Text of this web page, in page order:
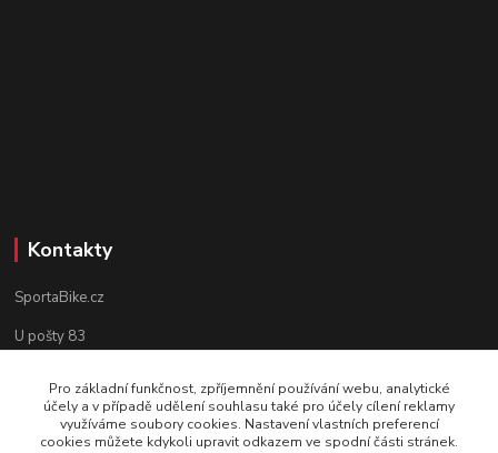
Kontakty
SportaBike.cz
U pošty 83
tel.: +420 736 274 612
Pro základní funkčnost, zpříjemnění používání webu, analytické
účely a v případě udělení souhlasu také pro účely cílení reklamy
využíváme soubory cookies. Nastavení vlastních preferencí
cookies můžete kdykoli upravit odkazem ve spodní části stránek.